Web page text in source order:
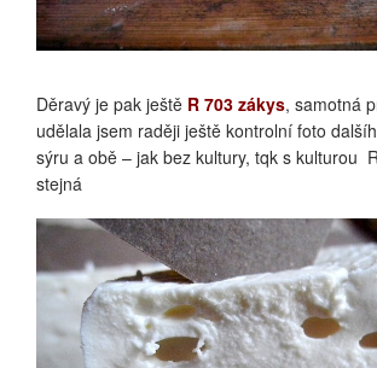
Děravý je pak ještě R 703 zákys, samotná
udělala jsem raději ještě kontrolní foto
sýru a obě – jak bez kultury, tqk s kulturou
stejná